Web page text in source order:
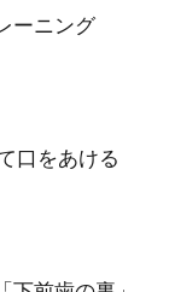
ーニング
口をあける